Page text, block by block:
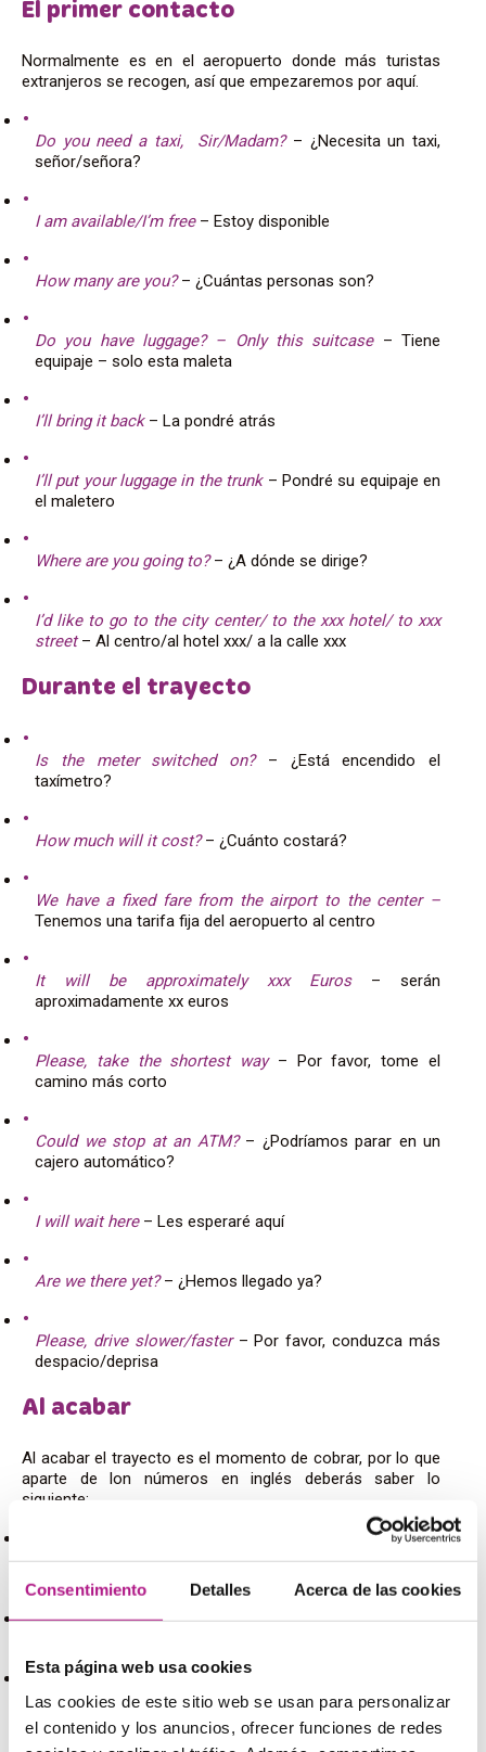
Consentimiento Detalles Acerca de las cookies
Esta página web usa cookies
Las cookies de este sitio web se usan para personalizar
el contenido y los anuncios, ofrecer funciones de redes
El primer contacto
Normalmente es en el aeropuerto donde más turistas
extranjeros se recogen, así que empezaremos por aquí.
Do you need a taxi, Sir/Madam? – ¿Necesita un taxi,
señor/señora?
I am available/I’m free– Estoy disponible
How many are you?– ¿Cuántas personas son?
Do you have luggage? – Only this suitcase– Tiene
equipaje – solo esta maleta
I’ll bring it back– La pondré atrás
I’ll put your luggage in the trunk– Pondré su equipaje en
el maletero
Where are you going to?– ¿A dónde se dirige?
I’d like to go to the city center/ to the xxx hotel/ to xxx
street– Al centro/al hotel xxx/ a la calle xxx
Durante el trayecto
Is the meter switched on?– ¿Está encendido el
taxímetro?
How much will it cost?– ¿Cuánto costará?
We have a fixed fare from the airport to the center –
Tenemos una tarifa fija del aeropuerto al centro
It will be approximately xxx Euros – serán
aproximadamente xx euros
Please, take the shortest way– Por favor, tome el
camino más corto
Could we stop at an ATM? – ¿Podríamos parar en un
cajero automático?
I will wait here – Les esperaré aquí
Are we there yet?– ¿Hemos llegado ya?
Please, drive slower/faster– Por favor, conduzca más
despacio/deprisa
Al acabar
Al acabar el trayecto es el momento de cobrar, por lo que
aparte de lon números en inglés deberás saber lo
siguiente:
How much is it? How much do I owe you?– ¿Cuánto
es?/ Cuánto le debo?
I don’t have change, have you got anything smaller?–
No tengo cambio ¿Tiene un billete más pequeño?